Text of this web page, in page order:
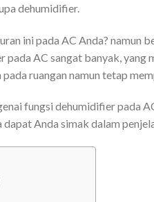
dehumidifier.
ini pada AC Anda? namun
pada AC sangat banyak, yang
ruangan namun tetap
fungsi dehumidifier pada
Anda simak dalam